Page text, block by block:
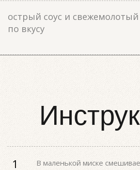
острый соус и
по вкусу
В маленькой миске